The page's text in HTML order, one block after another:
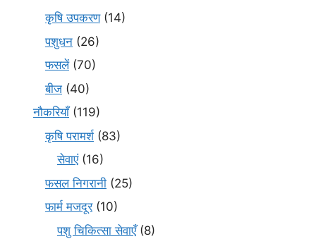
कृषि उपकरण(14)
पशुधन (26)
फसलें(70)
बीज (40)
नौकरियाँ(119)
कृषि परामर्श(83)
सेवाएं(16)
फसल निगरानी (25)
फार्म मजदूर(10)
पशु चिकित्सा सेवाएँ(8)